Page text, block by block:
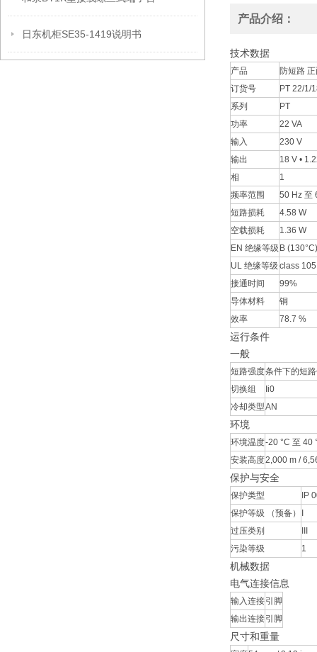
日东机柜SE35-1419说明书
产品介绍：
技术数据
产品
防短路
订货号
PT 22/1/
系列
PT
功率
22 VA
输入
230 V
输出
18 V •
相
1
频率范围
50 Hz 至
短路损耗
4.58 W
空载损耗
1.36 W
EN 绝缘等级 B (130°C)
UL 绝缘等级 class 105
接通时间
99%
导体材料
铜
效率
78.7 %
运行条件
一般
短路强度条件下的短
切换组
Ii0
冷却类型AN
环境
环境温度-20 °C 至 40
安装高度2,000 m /
保护与安全
保护类型
IP
保护等级 （预备）
过压类别
污染等级
1
机械数据
电气连接信息
输入连接引脚
输出连接引脚
尺寸和重量